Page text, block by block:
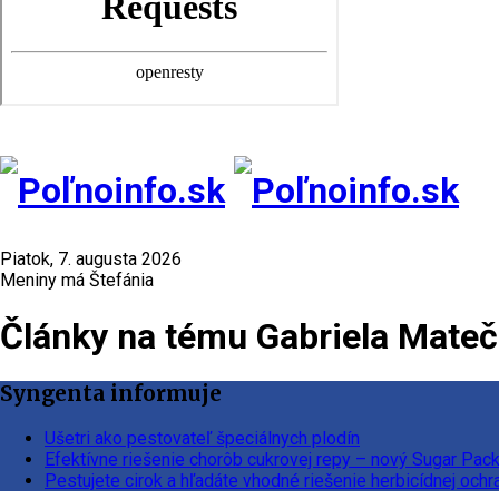
Piatok, 7. augusta 2026
Meniny má Štefánia
Články na tému Gabriela
Syngenta informuje
Ušetri ako pestovateľ špeciálnych plodín
Efektívne riešenie chorôb cukrovej repy – nový Sugar Pack
Pestujete cirok a hľadáte vhodné riešenie herbicídnej